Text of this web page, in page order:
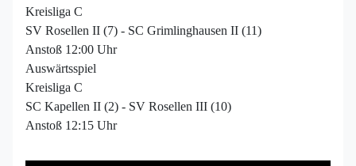
Kreisliga C
SV Rosellen II (7) - SC Grimlinghausen II (11)
Anstoß 12:00 Uhr
Auswärtsspiel
Kreisliga C
SC Kapellen II (2) - SV Rosellen III (10)
Anstoß 12:15 Uhr